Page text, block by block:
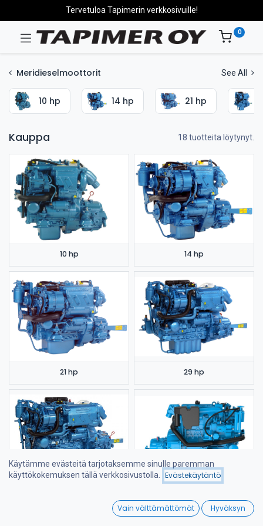
Suosituimmat
Wishlist
Tervetuloa Tapimerin verkkosivuille!
0
Meridieselmoottorit See All
10 hp 14 hp 21 hp
Kauppa 18 tuotteita löytynyt.
10 hp 14 hp
21 hp 29 hp
Käytämme evästeitä tarjotaksemme sinulle paremman
käyttökokemuksen tällä verkkosivustolla.
Evästekäytäntö
Vain välttämättömät Hyväksyn